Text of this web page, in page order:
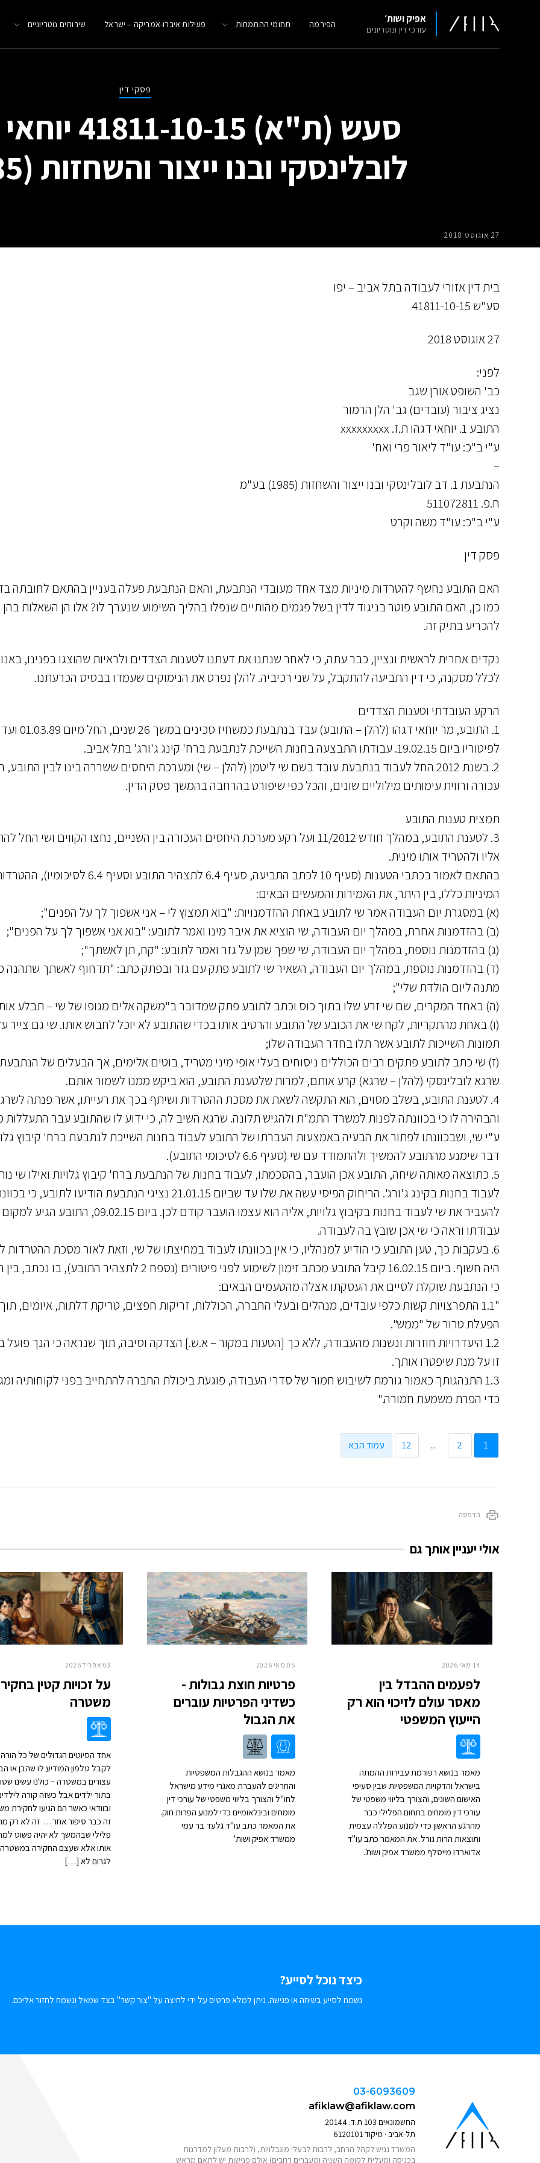
אפיק ושות׳
עורכי דין ונוטריונים הפירמה תחומי ההתמחות פעילות איברו-אמריקה – ישראל שירותים נוטריוניים
פסקי דין
סעש (ת"א)
לובלינסקי ובנו ייצור והשחזות (1985) בע"מ
27 אוגוסט 2018
בית דין אזורי לעבודה בתל אביב – יפו
סע"ש 41811-10-15
27 אוגוסט 2018
לפני:
כב' השופט אורן שגב
נציג ציבור (עובדים) גב' הלן הרמור
התובע 1. יוחאי דגהו ת.ז. xxxxxxxxx
ע"י ב"כ: עו"ד ליאור פרי ואח'
–
הנתבעת 1. דב לובלינסקי ובנו ייצור והשחזות (1985) בע"מ
ח.פ. 511072811
ע"י ב"כ: עו"ד משה וקרט
פסק דין
האם התובע נחשף להטרדות מיניות מצד אחד מעובדי הנתבעת, והאם הנתבעת פעלה בעניין בהתאם לחובתה
כמו כן, האם התובע פוטר בניגוד לדין בשל פגמים מהותיים שנפלו בהליך השימוע שנערך לו? אלו הן השאלות בהן
להכריע בתיק זה.
נקדים אחרית לראשית ונציין, כבר עתה, כי לאחר שנתנו את דעתנו לטענות הצדדים ולראיות שהוצגו בפנינו, באנו
לכלל מסקנה, כי דין התביעה להתקבל, על שני רכיביה. להלן נפרט את הנימוקים שעמדו בבסיס הכרעתנו.
הרקע העובדתי וטענות הצדדים
1. התובע, מר יוחאי דגהו (להלן – התובע) עבד בנתבעת כמשחיז סכינים במשך 26 שנים, החל מיום 01.03.89 ועד
לפיטוריו ביום 19.02.15. עבודתו התבצעה בחנות השייכת לנתבעת ברח' קינג ג'ורג' בתל אביב.
2. בשנת 2012 החל לעבוד בנתבעת עובד בשם שי ליטמן (להלן – שי) ומערכת היחסים ששררה בינו לבין התובע,
עכורה ורווית עימותים מילוליים שונים, והכל כפי שיפורט בהרחבה בהמשך פסק הדין.
תמצית טענות התובע
3. לטענת התובע, במהלך חודש 11/2012 ועל רקע מערכת היחסים העכורה בין השניים, נחצו הקווים ושי החל
אליו ולהטריד אותו מינית.
בהתאם לאמור בכתבי הטענות (סעיף 10 לכתב התביעה, סעיף 6.4 לתצהיר התובע וסעיף 6.4 לסיכומיו),
המיניות כללו, בין היתר, את האמירות והמעשים הבאים:
(א) במסגרת יום העבודה אמר שי לתובע באחת ההזדמנויות: "בוא תמצוץ לי – אני אשפוך לך על הפנים";
(ב) בהזדמנות אחרת, במהלך יום העבודה, שי הוציא את איבר מינו ואמר לתובע: "בוא אני אשפוך לך על הפנים";
(ג) בהזדמנות נוספת, במהלך יום העבודה, שי שפך שמן על גזר ואמר לתובע: "קח, תן לאשתך";
(ד) בהזדמנות נוספת, במהלך יום העבודה, השאיר שי לתובע פתק עם גזר ובפתק כתב: "תדחוף לאשתך שתהנה
מתנה ליום הולדת שלי";
(ה) באחד המקרים, שם שי זרע שלו בתוך כוס וכתב לתובע פתק שמדובר ב"משקה אלים מגופו של שי – תבלע
(ו) באחת מהתקריות, לקח שי את הכובע של התובע והרטיב אותו בכדי שהתובע לא יוכל לחבוש אותו. שי גם צייר
תמונות השייכות לתובע אשר תלו בחדר העבודה שלו;
(ז) שי כתב לתובע פתקים רבים הכוללים ניסוחים בעלי אופי מיני מטריד, בוטים אלימים, אך הבעלים של
שרגא לובלינסקי (להלן – שרגא) קרע אותם, למרות שלטענת התובע, הוא ביקש ממנו לשמור אותם.
4. לטענת התובע, בשלב מסוים, הוא התקשה לשאת את מסכת ההטרדות ושיתף בכך את רעייתו, אשר פנתה
והבהירה לו כי בכוונתה לפנות למשרד התמ"ת ולהגיש תלונה. שרגא השיב לה, כי ידוע לו שהתובע עבר התעללות
ע"י שי, ושבכוונתו לפתור את הבעיה באמצעות העברתו של התובע לעבוד בחנות השייכת לנתבעת ברח' קיבוץ
דבר שימנע מהתובע להמשיך ולהתמודד עם שי (סעיף 6.6 לסיכומי התובע).
5. כתוצאה מאותה שיחה, התובע אכן הועבר, בהסכמתו, לעבוד בחנות של הנתבעת ברח' קיבוץ גלויות ואילו שי
לעבוד בחנות בקינג ג'ורג'. הריחוק הפיסי עשה את שלו עד שביום 21.01.15 נציגי הנתבעת הודיעו לתובע,
להעביר את שי לעבוד בחנות בקיבוץ גלויות, אליה הוא עצמו הועבר קודם לכן. ביום 09.02.15, התובע הגיע למקום
עבודתו וראה כי שי אכן שובץ בה לעבודה.
6. בעקבות כך, טען התובע כי הודיע למנהליו, כי אין בכוונתו לעבוד במחיצתו של שי, וזאת לאור מסכת ההטרדות
היה חשוף. ביום 16.02.15 קיבל התובע מכתב זימון לשימוע לפני פיטורים (נספח 2 לתצהיר התובע),
כי הנתבעת שוקלת לסיים את העסקתו אצלה מהטעמים הבאים:
"1.1 התפרצויות קשות כלפי עובדים, מנהלים ובעלי החברה, הכוללות, זריקות חפצים, טריקת דלתות, איומים, תוך
הפעלת טרור של "ממש".
1.2 היעדרויות חוזרות ונשנות מהעבודה, ללא כך [הטעות במקור – א.ש.] הצדקה וסיבה, תוך שנראה כי הנך פועל
זו על מנת שיפטרו אותך.
1.3 התנהגותך כאמור גורמת לשיבוש חמור של סדרי העבודה, פוגעת ביכולת החברה להתחייב בפני לקוחותיה
כדי הפרת משמעת חמורה."
1
2
...
12 עמוד הבא
הדפסה
אולי יעניין אותך גם
14 מאי 2026
לפעמים ההבדל בין
מאסר עולם לזיכוי הוא רק
הייעוץ המשפטי
מאמר בנושא רפורמת עבירות ההמתה
בישראל והדקויות המשפטיות שבין סעיפי
האישום השונים, והצורך בליווי משפטי של
עורכי דין מומחים בתחום הפלילי כבר
מהרגע הראשון כדי למנוע הפללה עצמית
ותוצאות הרות גורל. את המאמר כתב עו"ד
אדוארדו מייסלף ממשרד אפיק ושות'.
05 מאי 2026
פרטיות חוצת גבולות -
כשדיני הפרטיות עוברים
את הגבול
מאמר בנושא ההגבלות המשפטיות
והחריגים להעברת מאגרי מידע מישראל
לחו"ל והצורך בליווי משפטי של עורכי דין
מומחים ובינלאומיים כדי למנוע הפרות חוק.
את המאמר כתב עו"ד גלעד בר עמי
ממשרד אפיק ושות'
03 אפריל 2026
על זכויות קטין
משטרה
אחד הסיוטים הגדולים של כל
לקבל טלפון המודיע לו שהבן או
עצורים במשטרה – כולנו עשינו
בתור ילדים אבל כשזה קורה
ובוודאי כאשר הם הגיעו לחקירת
זה כבר סיפור אחר… זה לא רק
פלילי שבהמשך לא יהיה פשוט
אותו אלא שעצם החקירה
לגרום לא […]
כיצד נוכל לסייע?
נשמח לסייע בשיחה או פגישה. ניתן למלא פרטים על ידי לחיצה על "צור קשר" בצד שמאל ונשמח לחזור אליכם.
03-6093609
afiklaw@afiklaw.com
החשמונאים 103 ת.ד. 20144
תל-אביב · מיקוד 6120101
המשרד נגיש לקהל הרחב, לרבות לבעלי מוגבלויות, (לרבות מעלון למדרגות
בכניסה ומעלית לקומה השניה ומעברים רחבים) אולם פגישות יש לתאם מראש.